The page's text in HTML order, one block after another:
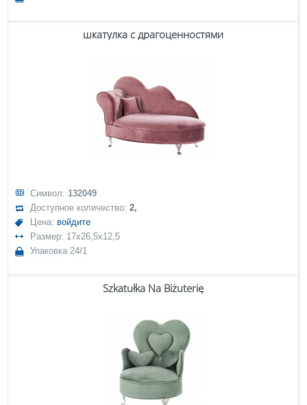
шкатулка с драгоценностями
Символ: 132049
Доступное количество:2,
Цена: войдите
Размер: 17x26,5x12,5
Упаковка 24/1
Szkatułka Na Biżuterię